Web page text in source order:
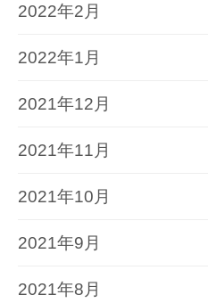
2022年2月
2022年1月
2021年12月
2021年11月
2021年10月
2021年9月
2021年8月